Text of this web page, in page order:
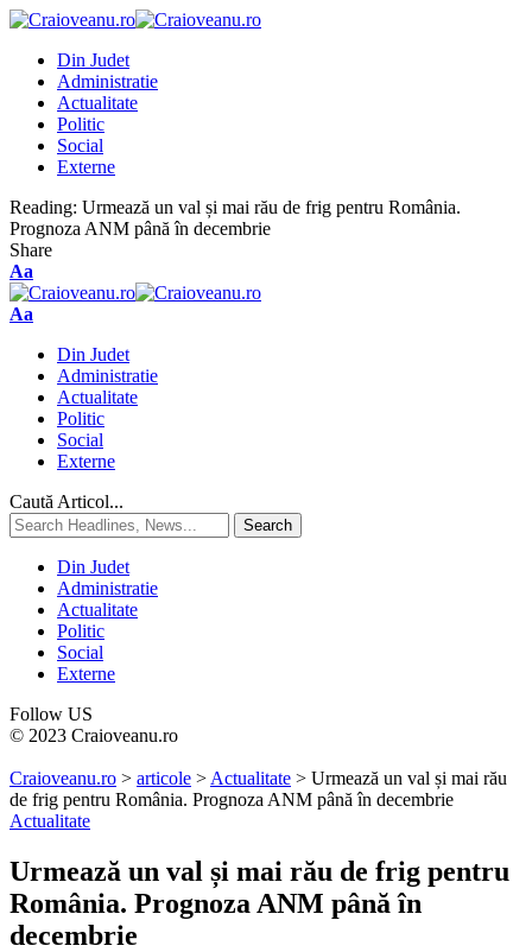
Din Judet
Administratie
Actualitate
Politic
Social
Externe
Reading: Urmează un val și mai rău de frig pentru România.
Prognoza ANM până în decembrie
Share
Aa
Aa
Din Judet
Administratie
Actualitate
Politic
Social
Externe
Caută Articol...
Din Judet
Administratie
Actualitate
Politic
Social
Externe
Follow US
© 2023 Craioveanu.ro
Craioveanu.ro > articole > Actualitate > Urmează un val și mai rău
de frig pentru România. Prognoza ANM până în decembrie
Actualitate
Urmează un val și mai rău de frig pentru
România. Prognoza ANM până în
decembrie